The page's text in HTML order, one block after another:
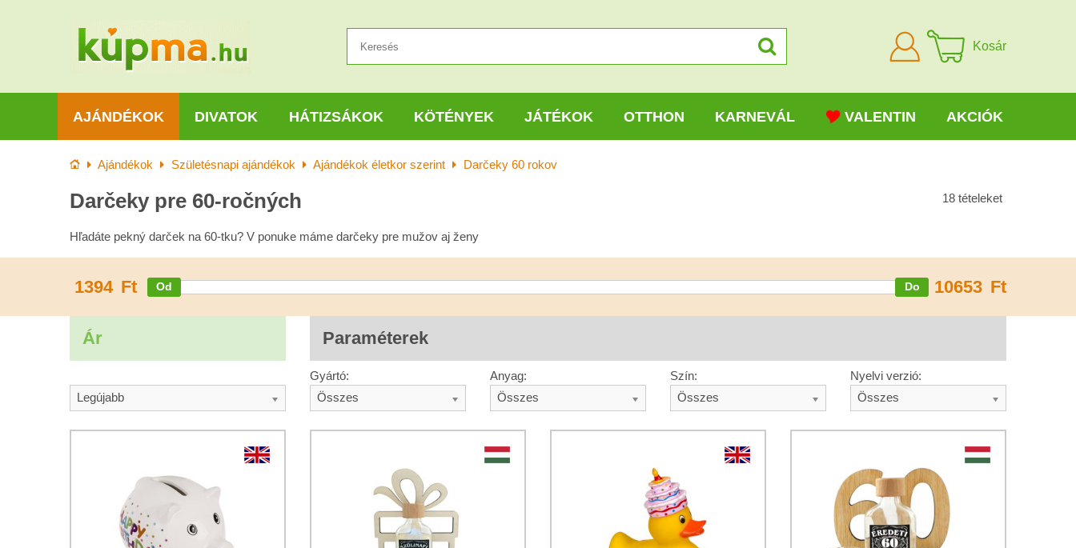
Bejelentkezni
Kosár
AJÁNDÉKOK DIVATOK HÁTIZSÁKOK KÖTÉNYEK JÁTÉKOK OTTHON KARNEVÁL VALENTIN AKCIÓK
KezdőlapAjándékok Születésnapi ajándékok Ajándékok életkor szerint Darčeky 60 rokov
Darčeky pre 60-ročných 18 tételeket
Hľadáte pekný darček na 60-tku? V ponuke máme darčeky pre mužov aj ženy
1394 Ft 10653 Ft
Ár Paraméterek
Legújabb
Gyártó:
Összes
Anyag:
Összes
Szín:
Összes
Nyelvi verzió:
Összes